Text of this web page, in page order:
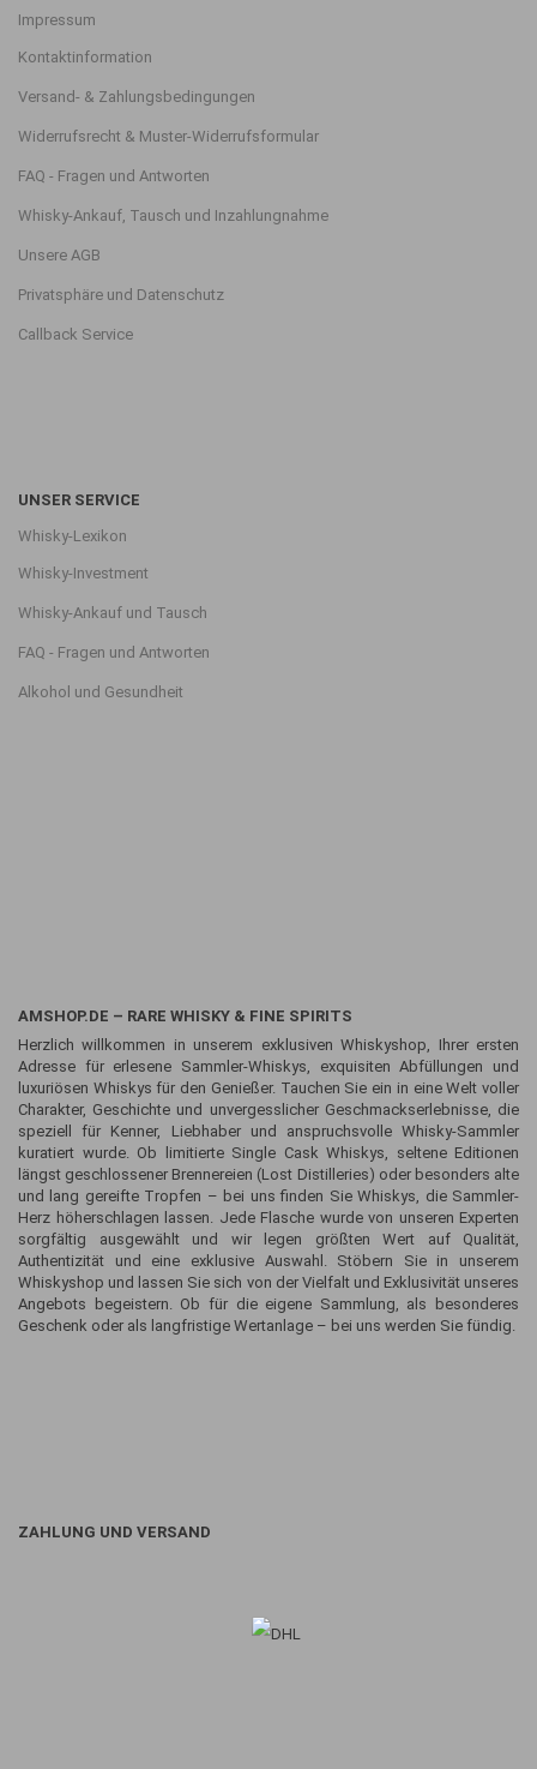
Impressum
Kontaktinformation
Versand- & Zahlungsbedingungen
Widerrufsrecht & Muster-Widerrufsformular
FAQ - Fragen und Antworten
Whisky-Ankauf, Tausch und Inzahlungnahme
Unsere AGB
Privatsphäre und Datenschutz
Callback Service
UNSER SERVICE
Whisky-Lexikon
Whisky-Investment
Whisky-Ankauf und Tausch
FAQ - Fragen und Antworten
Alkohol und Gesundheit
AMSHOP.DE – RARE WHISKY & FINE SPIRITS
Herzlich willkommen in unserem exklusiven Whiskyshop, Ihrer ersten
Adresse für erlesene Sammler-Whiskys, exquisiten Abfüllungen und
luxuriösen Whiskys für den Genießer. Tauchen Sie ein in eine Welt voller
Charakter, Geschichte und unvergesslicher Geschmackserlebnisse, die
speziell für Kenner, Liebhaber und anspruchsvolle Whisky-Sammler
kuratiert wurde. Ob limitierte Single Cask Whiskys, seltene Editionen
längst geschlossener Brennereien (Lost Distilleries) oder besonders alte
und lang gereifte Tropfen – bei uns finden Sie Whiskys, die Sammler-
Herz höherschlagen lassen. Jede Flasche wurde von unseren Experten
sorgfältig ausgewählt und wir legen größten Wert auf Qualität,
Authentizität und eine exklusive Auswahl. Stöbern Sie in unserem
Whiskyshop und lassen Sie sich von der Vielfalt und Exklusivität unseres
Angebots begeistern. Ob für die eigene Sammlung, als besonderes
Geschenk oder als langfristige Wertanlage – bei uns werden Sie fündig.
ZAHLUNG UND VERSAND